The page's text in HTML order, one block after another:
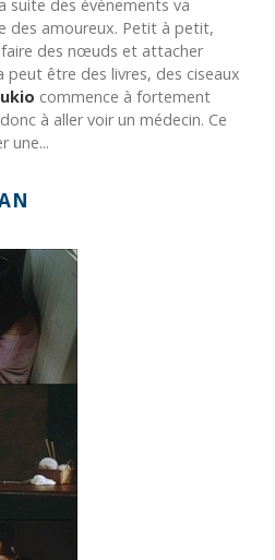
suite des évènements va
des amoureux. Petit à petit,
des nœuds et attacher
peut être des livres, des ciseaux
commence à fortement
à aller voir un médecin. Ce
une...